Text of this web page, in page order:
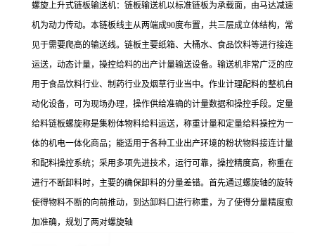
螺旋上升式链板输送机：链板输送机以标准链板为承载面，由马达减速
机为动力传动。本链板线主从两端成90度布置，共三层成立体结构，常
见于需要爬高的输送线。链板主要纸箱、大桶水、食品饮料等进行接连
运送，动态计量，操控给料的出产计量输送设备。输送机非常广泛的应
用于食品饮料行业、制药行业及烟草行业当中。作业计理配料的整机自
动化设备，可为现场办理，操作供给准确的计量数据和操控手段。定量
给料链板螺旋称是集粉体物料给料运送，称重计量和定量给料操控为一
体的机电一体化商品；能适用于各种工业出产环境的粉状物料接连计量
和配料操控系统；采用多项先进技术，运行可靠，操控精度高，称重在
进行不断卸料时，主要的确保卸料的分量差错。首先通过螺旋轴的旋转
使得物料不断的向前推动，到达卸料口进行称重，为了使得分量精度愈
加准确，规划了两对螺旋轴